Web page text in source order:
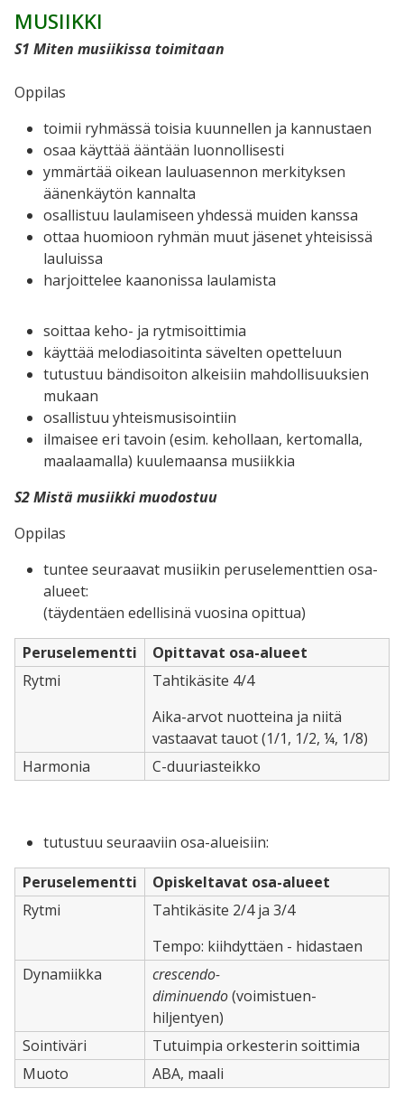
MUSIIKKI
S1 Miten musiikissa toimitaan
Oppilas
toimii ryhmässä toisia kuunnellen ja kannustaen
osaa käyttää ääntään luonnollisesti
ymmärtää oikean lauluasennon merkityksen
äänenkäytön kannalta
osallistuu laulamiseen yhdessä muiden kanssa
ottaa huomioon ryhmän muut jäsenet yhteisissä
lauluissa
harjoittelee kaanonissa laulamista
soittaa keho- ja rytmisoittimia
käyttää melodiasoitinta sävelten opetteluun
tutustuu bändisoiton alkeisiin mahdollisuuksien
mukaan
osallistuu yhteismusisointiin
ilmaisee eri tavoin (esim. kehollaan, kertomalla,
maalaamalla) kuulemaansa musiikkia
S2 Mistä musiikki muodostuu
Oppilas
tuntee seuraavat musiikin peruselementtien osa-
alueet:
(täydentäen edellisinä vuosina opittua)
Peruselementti
Opittavat osa-alueet
Rytmi
Tahtikäsite 4/4
Aika-arvot nuotteina ja niitä
vastaavat tauot (1/1, 1/2, ¼, 1/8)
Harmonia
C-duuriasteikko
tutustuu seuraaviin osa-alueisiin:
Peruselementti
Opiskeltavat osa-alueet
Rytmi
Tahtikäsite 2/4 ja 3/4
Tempo: kiihdyttäen - hidastaen
Dynamiikka
crescendo-
diminuendo(voimistuen-
hiljentyen)
Sointiväri
Tutuimpia orkesterin soittimia
Muoto
ABA, maali